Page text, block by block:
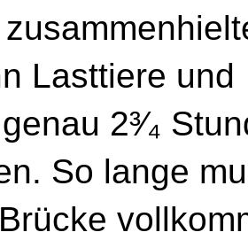
Lasttiere und
2³⁄₄
So lange